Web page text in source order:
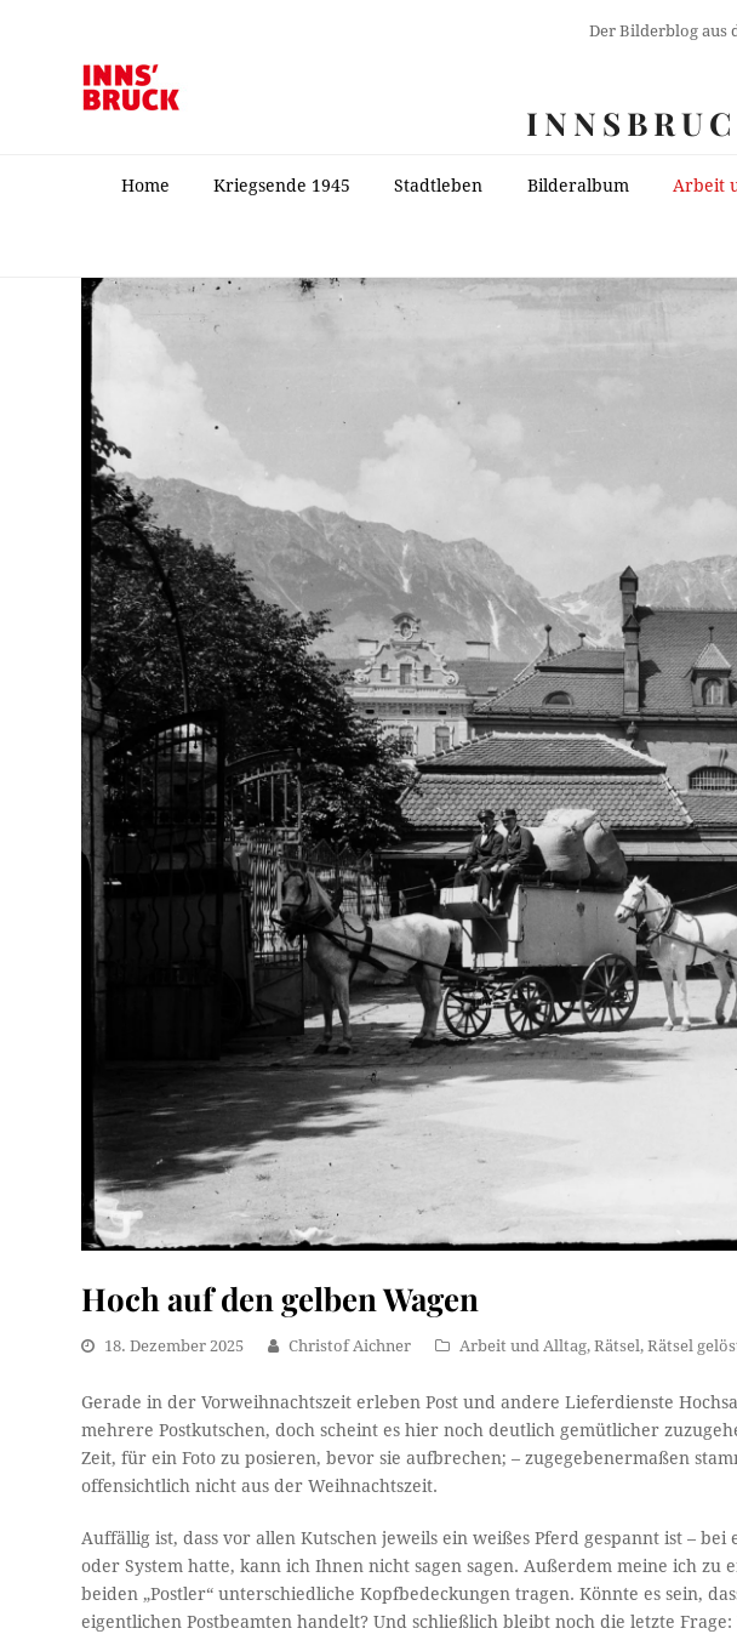
Der Bilderblog aus
Home Kriegsende 1945 Stadtleben Bilderalbum Arbeit
Hoch auf den gelben Wagen
18. Dezember 2025 Christof Aichner Arbeit und Alltag,Rätsel,Rätsel
Gerade in der Vorweihnachtszeit erleben Post und andere Lieferdienste
mehrere Postkutschen, doch scheint es hier noch deutlich gemütlicher
Zeit, für ein Foto zu posieren, bevor sie aufbrechen; – zugegebenermaßen
offensichtlich nicht aus der Weihnachtszeit.
Auffällig ist, dass vor allen Kutschen jeweils ein weißes Pferd gespannt ist – bei
oder System hatte, kann ich Ihnen nicht sagen sagen. Außerdem meine ich zu
beiden „Postler“ unterschiedliche Kopfbedeckungen tragen. Könnte es sein,
eigentlichen Postbeamten handelt? Und schließlich bleibt noch die letzte